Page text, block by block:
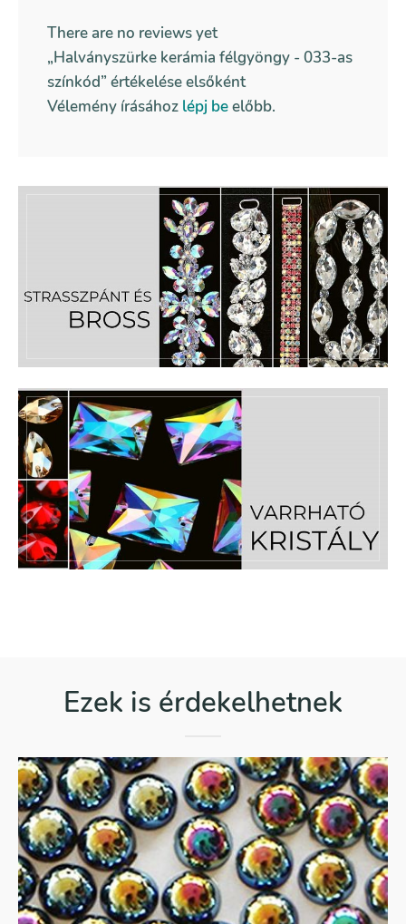
There are no reviews yet
„Halványszürke kerámia félgyöngy - 033-as
színkód” értékelése elsőként
Vélemény írásához lépj beelőbb.
Ezek is érdekelhetnek